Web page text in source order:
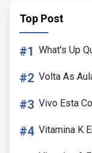
Top Post
#1 What's Up
#2 Volta As
#3 Vivo Esta
#4 Vitamina K